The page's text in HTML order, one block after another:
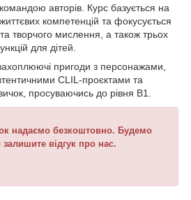
авторів. Курс базується на
компетенцій та фокусується
творчого мислення, а також трьох
для дітей.
пригоди з персонажами,
CLIL-проєктами та
просуваючись до рівня B1.
надаємо безкоштовно. Будемо
відгук про нас.